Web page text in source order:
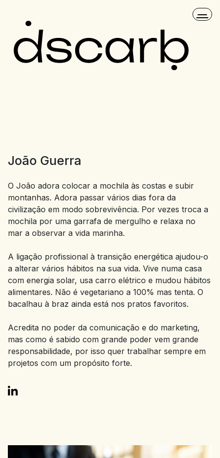
João Guerra
O João adora colocar a mochila às costas e subir
montanhas. Adora passar vários dias fora da
civilização em modo sobrevivência. Por vezes troca a
mochila por uma garrafa de mergulho e relaxa no
mar a observar a vida marinha.
A ligação profissional à transição energética ajudou-o
a alterar vários hábitos na sua vida. Vive numa casa
com energia solar, usa carro elétrico e mudou hábitos
alimentares. Não é vegetariano a 100% mas tenta. O
bacalhau à braz ainda está nos pratos favoritos.
Acredita no poder da comunicação e do marketing,
mas como é sabido com grande poder vem grande
responsabilidade, por isso quer trabalhar sempre em
projetos com um propósito forte.